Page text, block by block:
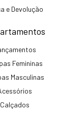
e Devolução
Femininas
Masculinas
Calçados